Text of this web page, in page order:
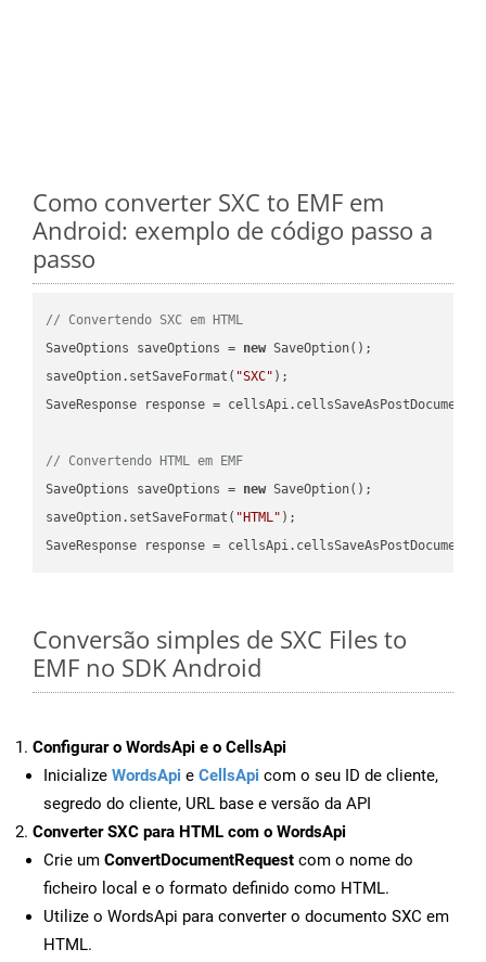
Como converter SXC to EMF em
Android: exemplo de código passo a
passo
// Convertendo SXC em HTML
SaveOptions saveOptions = new SaveOption();
saveOption.setSaveFormat( "SXC" );
SaveResponse response =
// Convertendo HTML em EMF
SaveOptions saveOptions = new SaveOption();
saveOption.setSaveFormat( "HTML" );
SaveResponse response =
Conversão simples de SXC Files to
EMF no SDK Android
Configurar o WordsApi e o CellsApi
Inicialize WordsApi e CellsApi com o seu ID de cliente,
segredo do cliente, URL base e versão da API
Converter SXC para HTML com o WordsApi
Crie um ConvertDocumentRequest com o nome do
ficheiro local e o formato definido como HTML.
Utilize o WordsApi para converter o documento SXC em
HTML.